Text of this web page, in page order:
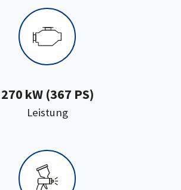
Leistung:
270 kW (367 PS)